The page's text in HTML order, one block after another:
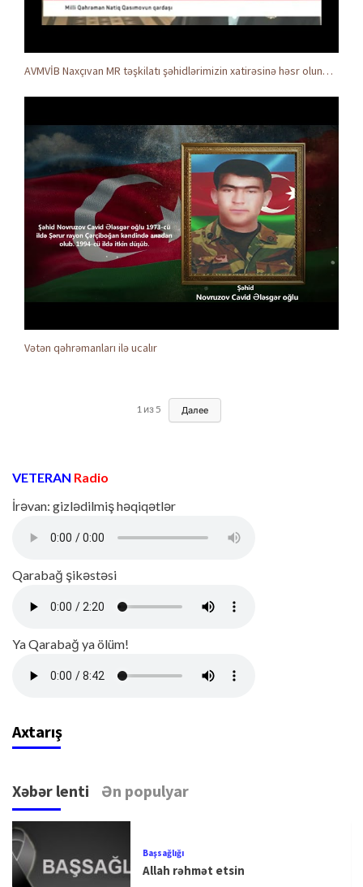
AVMVİB Naxçıvan MR təşkilatı şəhidlərimizin xatirəsinə həsr olunmuş tədbir keçirdi
Vətən qəhrəmanları ilə ucalır
1 из5 Далее
VETERAN Radio
İrəvan: gizlədilmiş həqiqətlər
Qarabağ şikəstəsi
Ya Qarabağ ya ölüm!
Axtarış
Xəbər lenti Ən populyar
Başsağlığı
Allah rəhmət etsin